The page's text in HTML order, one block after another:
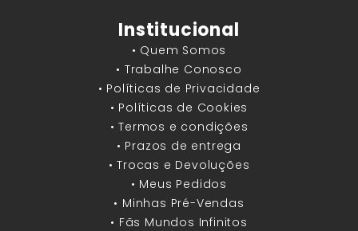
Institucional
• Quem Somos
• Trabalhe Conosco
• Políticas de Privacidade
• Políticas de Cookies
• Termos e condições
• Prazos de entrega
• Trocas e Devoluções
• Meus Pedidos
• Minhas Pré-Vendas
• Fãs Mundos Infinitos